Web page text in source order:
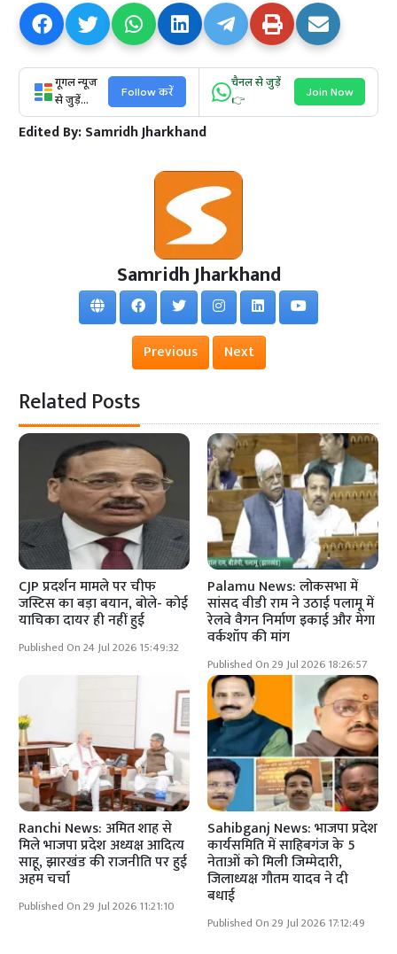
गूगल न्यूज
से जुड़ें...
Follow करें
चैनल से जुड़ें
👉
Join Now
Edited By:Samridh Jharkhand
Samridh Jharkhand
Previous Next
Related Posts
CJP प्रदर्शन मामले पर चीफ
जस्टिस का बड़ा बयान, बोले- कोई
याचिका दायर ही नहीं हुई
Published On 24 Jul 2026 15:49:32
Palamu News: लोकसभा में
सांसद वीडी राम ने उठाई पलामू में
रेलवे वैगन निर्माण इकाई और मेगा
वर्कशॉप की मांग
Published On 29 Jul 2026 18:26:57
Ranchi News: अमित शाह से
मिले भाजपा प्रदेश अध्यक्ष आदित्य
साहू, झारखंड की राजनीति पर हुई
अहम चर्चा
Published On 29 Jul 2026 11:21:10
Sahibganj News: भाजपा प्रदेश
कार्यसमिति में साहिबगंज के 5
नेताओं को मिली जिम्मेदारी,
जिलाध्यक्ष गौतम यादव ने दी
बधाई
Published On 29 Jul 2026 17:12:49